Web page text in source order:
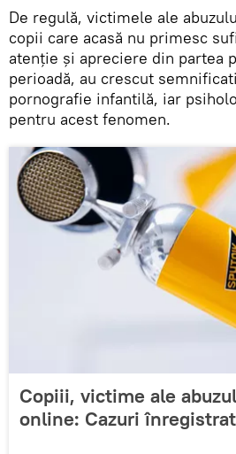
De regulă, victimele ale
copii care acasă nu primesc
atenție și apreciere din partea
perioadă, au crescut
pornografie infantilă, iar
pentru acest fenomen.
Copiii, victime ale
online: Cazuri